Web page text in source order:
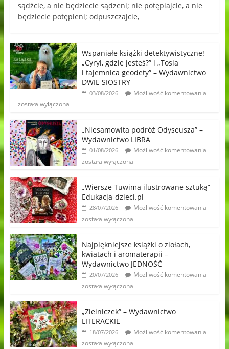
sądźcie, a nie będziecie sądzeni; nie potępiajcie, a nie
będziecie potępieni; odpuszczajcie,
Wspaniałe książki detektywistyczne!
„Cyryl, gdzie jesteś?” i „Tosia
i tajemnica geodety” – Wydawnictwo
DWIE SIOSTRY
03/08/2026
Możliwość komentowania
została wyłączona
„Niesamowita podróż Odyseusza” –
Wydawnictwo LIBRA
01/08/2026
Możliwość komentowania
została wyłączona
„Wiersze Tuwima ilustrowane sztuką”
Edukacja-dzieci.pl
28/07/2026
Możliwość komentowania
została wyłączona
Najpiękniejsze książki o ziołach,
kwiatach i aromaterapii –
Wydawnictwo JEDNOŚĆ
20/07/2026
Możliwość komentowania
została wyłączona
„Zielniczek” – Wydawnictwo
LITERACKIE
18/07/2026
Możliwość komentowania
została wyłączona